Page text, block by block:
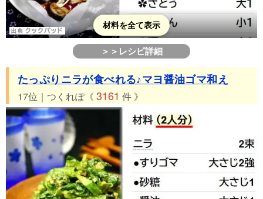
材料を全て表示
＞＞レシピ詳細
たっぷりニラが食べれる♪マヨ醤油ゴマ和え
17位｜つくれぽ《 3161 件 》